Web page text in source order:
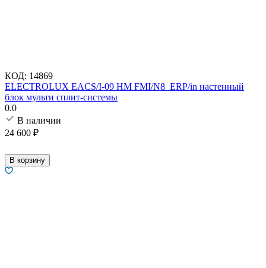
КОД: 14869
ELECTROLUX EACS/I-09 HM FMI/N8_ERP/in настенный
блок мульти сплит-системы
0.0
В наличии
24 600 ₽
В корзину